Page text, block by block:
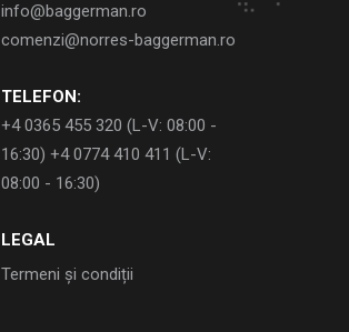
info@baggerman.ro
comenzi@norres-baggerman.ro
TELEFON:
+4 0365 455 320 (L-V: 08:00 -
16:30) +4 0774 410 411 (L-V:
08:00 - 16:30)
LEGAL
Termeni și condiții